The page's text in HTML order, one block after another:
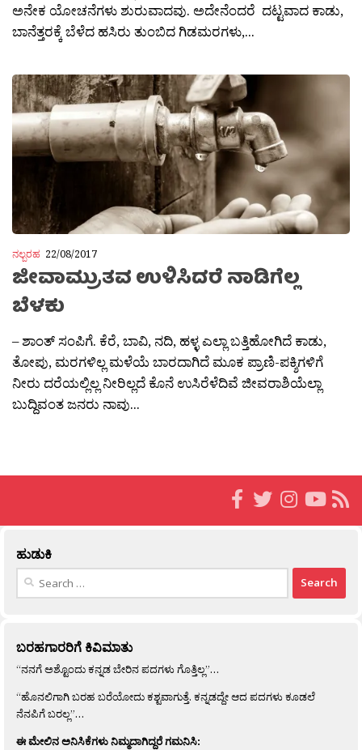
ಅನೇಕ ಯೋಚನೆಗಳು ಶುರುವಾದವು. ಅದೇನೆಂದರೆ ದಟ್ಟವಾದ ಕಾಡು,
ಬಾನೆತ್ತರಕ್ಕೆ ಬೆಳೆದ ಹಸಿರು ತುಂಬಿದ ಗಿಡಮರಗಳು,...
ನಲ್ಬರಹ 22/08/2017
ಜೀವಾಮ್ರುತವ ಉಳಿಸಿದರೆ ನಾಡಿಗೆಲ್ಲ
ಬೆಳಕು
– ಶಾಂತ್ ಸಂಪಿಗೆ. ಕೆರೆ, ಬಾವಿ, ನದಿ, ಹಳ್ಳ ಎಲ್ಲಾ ಬತ್ತಿಹೋಗಿದೆ ಕಾಡು,
ತೋಪು, ಮರಗಳಿಲ್ಲ ಮಳೆಯೆ ಬಾರದಾಗಿದೆ ಮೂಕ ಪ್ರಾಣಿ-ಪಕ್ಶಿಗಳಿಗೆ
ನೀರು ದರೆಯಲ್ಲಿಲ್ಲ ನೀರಿಲ್ಲದೆ ಕೊನೆ ಉಸಿರೆಳೆದಿವೆ ಜೀವರಾಶಿಯೆಲ್ಲಾ
ಬುದ್ದಿವಂತ ಜನರು ನಾವು...
ಹುಡುಕಿ
Search
ಬರಹಗಾರರಿಗೆ ಕಿವಿಮಾತು
“ನನಗೆ ಅಶ್ಟೊಂದು ಕನ್ನಡ ಬೇರಿನ ಪದಗಳು ಗೊತ್ತಿಲ್ಲ”…
“ಹೊನಲಿಗಾಗಿ ಬರಹ ಬರೆಯೋದು ಕಶ್ಟವಾಗುತ್ತೆ. ಕನ್ನಡದ್ದೇ ಆದ ಪದಗಳು ಕೂಡಲೆ
ನೆನಪಿಗೆ ಬರಲ್ಲ”…
ಈ ಮೇಲಿನ ಅನಿಸಿಕೆಗಳು ನಿಮ್ಮದಾಗಿದ್ದರೆ ಗಮನಿಸಿ: